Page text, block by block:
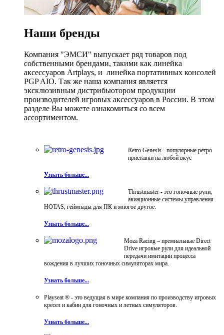
Наши бренды
Компания "ЭМСИ" выпускает ряд товаров под
собственными брендами, такими как линейка
аксессуаров Artplays, и линейка портативных консолей
PGP AIO. Так же наша компания является
эксклюзивным дистрибьютором продукции
производителей игровых аксессуаров в России. В этом
разделе Вы можете ознакомиться со всем
ассортиментом.
Retro Genesis - популярные ретро
приставки на любой вкус
Узнать больше...
Thrustmaster - это гоночные рули,
авиационные системы управления
HOTAS, геймпады для ПК и многое другое.
Узнать больше...
Moza Racing – премиальные Direct
Drive игровые рули для идеальной
передачи имитации процесса
вождения в лучших гоночных симуляторах мира.
Узнать больше...
Playseat ® - это ведущая в мире компания по производству игровых
кресел и кабин для гоночных и летных симуляторов.
Узнать больше...